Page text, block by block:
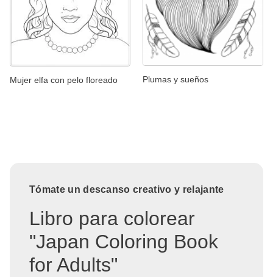
Mujer elfa con pelo floreado Plumas y sueños
Tómate un descanso creativo y relajante
Libro para colorear
"Japan Coloring Book
for Adults"